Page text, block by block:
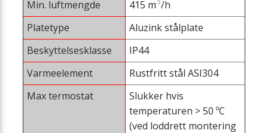
Min. luftmengde
415 m /h
Platetype
Aluzink stålplate
Beskyttelsesklasse
IP44
Varmeelement
Rustfritt stål ASI304
Max termostat
Slukker hvis
temperaturen > 50 ºC
(ved loddrett montering